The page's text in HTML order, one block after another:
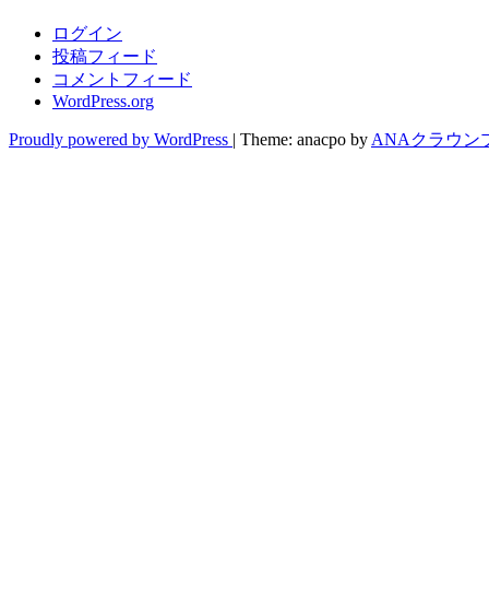
ログイン
投稿フィード
コメントフィード
WordPress.org
Proudly powered by WordPress | Theme: anacpo by ANAクラウン